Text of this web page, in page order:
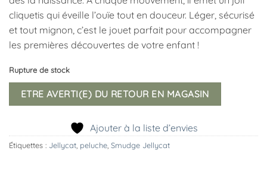
cliquetis qui éveille l’ouïe tout en douceur. Léger, sécurisé
et tout mignon, c’est le jouet parfait pour accompagner
les premières découvertes de votre enfant !
Rupture de stock
ETRE AVERTI(E) DU RETOUR EN MAGASIN
Ajouter à la liste d’envies
Étiquettes : Jellycat peluche Smudge Jellycat